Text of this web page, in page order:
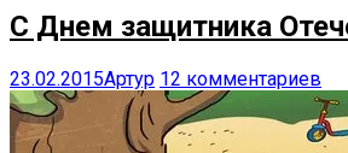
C Днем защитника
23.02.2015Артур 12 комментариев